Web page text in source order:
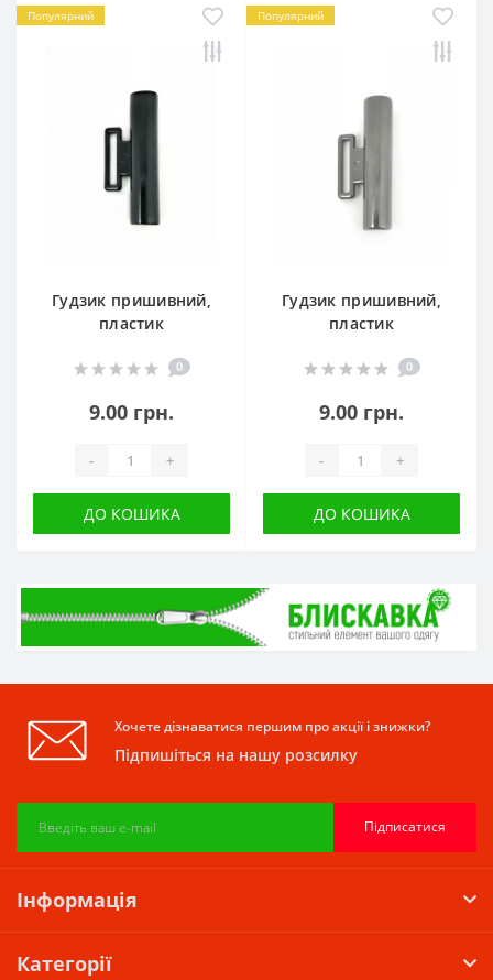
Популярний
Гудзик пришивний,
пластик
0
9.00 грн.
- +
ДО КОШИКА
Популярний
Гудзик пришивний,
пластик
0
9.00 грн.
- +
ДО КОШИКА
Хочете дізнаватися першим про акції і знижки?
Підпишіться на нашу розсилку
Підписатися
Інформація
Категорії